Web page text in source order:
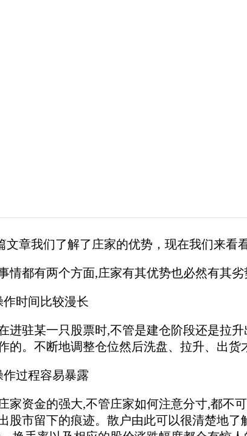
章我们了解了庄家的优势，现在我们来看
都有两个方面,庄家有其优势也必然有其劣
时间比较漫长
驻某一只股票时,不管是建仓阶段还是拉升
的。不断地调整仓位然后洗盘、拉升、出货
过程容易暴露
资金的强大,不管庄家如何注意分寸,都不可
股市留下的痕迹。散户由此可以很清楚地